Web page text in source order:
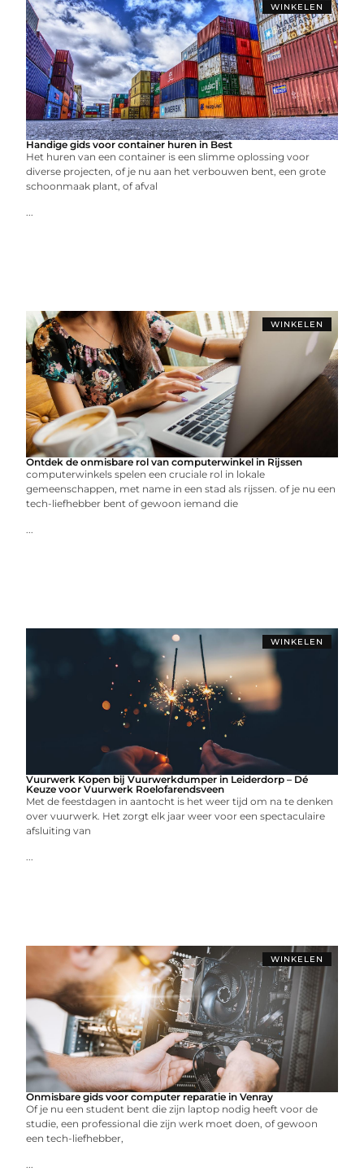
WINKELEN
Handige gids voor container huren in Best
Het huren van een container is een slimme oplossing voor
diverse projecten, of je nu aan het verbouwen bent, een grote
schoonmaak plant, of afval
...
WINKELEN
Ontdek de onmisbare rol van computerwinkel in Rijssen
computerwinkels spelen een cruciale rol in lokale
gemeenschappen, met name in een stad als rijssen. of je nu een
tech-liefhebber bent of gewoon iemand die
...
WINKELEN
Vuurwerk Kopen bij Vuurwerkdumper in Leiderdorp – Dé
Keuze voor Vuurwerk Roelofarendsveen
Met de feestdagen in aantocht is het weer tijd om na te denken
over vuurwerk. Het zorgt elk jaar weer voor een spectaculaire
afsluiting van
...
WINKELEN
Onmisbare gids voor computer reparatie in Venray
Of je nu een student bent die zijn laptop nodig heeft voor de
studie, een professional die zijn werk moet doen, of gewoon
een tech-liefhebber,
...